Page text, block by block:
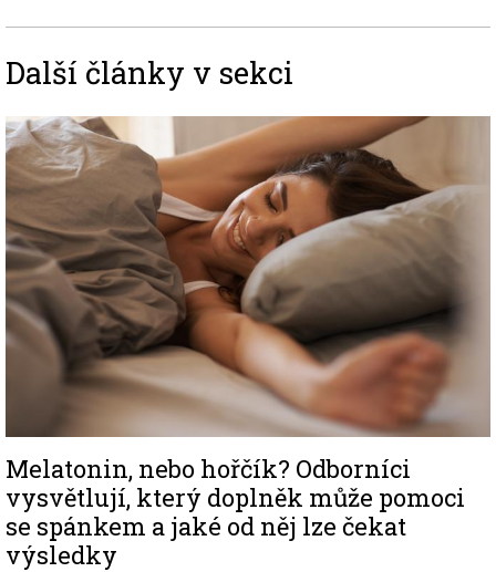
Další články v sekci
Image
Melatonin, nebo hořčík? Odborníci
vysvětlují, který doplněk může pomoci
se spánkem a jaké od něj lze čekat
výsledky